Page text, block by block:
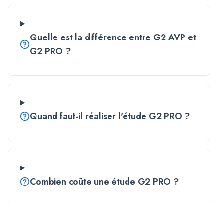
Quelle est la différence entre G2 AVP et
G2 PRO ?
Quand faut-il réaliser l'étude G2 PRO ?
Combien coûte une étude G2 PRO ?